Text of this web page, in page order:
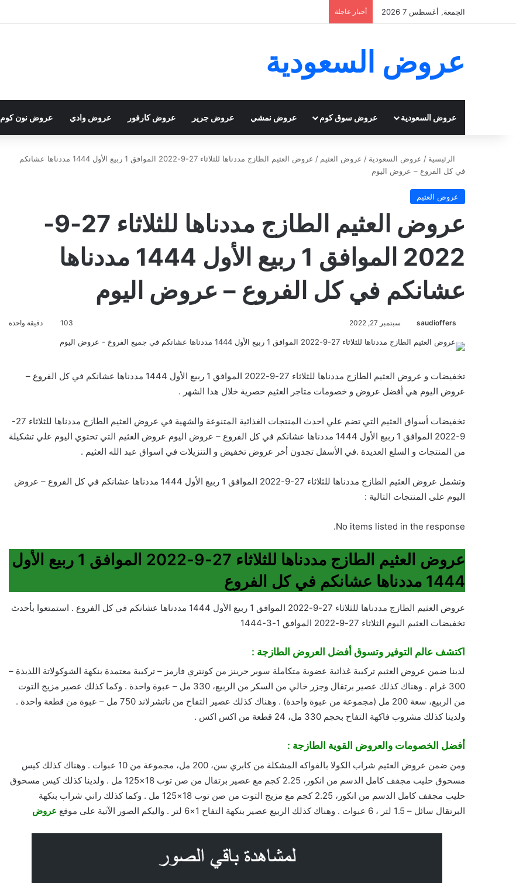
الجمعة, أغسطس 7 2026 أخبار عاجلة
عروض السعودية
عروض السعودية عروض سوق كوم عروض نمشي عروض جرير عروض كارفور عروض وادي عروض نون كوم
الرئيسية / عروض السعودية / عروض العثيم /
عروض العثيم الطازج مددناها للثلاثاء 27-9-2022 الموافق 1 ربيع الأول 1444 مددناها عشانكم
في كل الفروع – عروض اليوم
عروض العثيم
عروض العثيم الطازج مددناها للثلاثاء 27-9-
2022 الموافق 1 ربيع الأول 1444 مددناها
عشانكم في كل الفروع – عروض اليوم
saudioffers سبتمبر 27, 2022 103 دقيقة واحدة
تخفيضات و عروض العثيم الطازج مددناها للثلاثاء 27-9-2022 الموافق 1 ربيع الأول 1444 مددناها عشانكم في كل الفروع –
عروض اليوم هي أفضل عروض و خصومات متاجر العثيم حصرية خلال هدا الشهر .
تخفيضات أسواق العثيم التي تضم علي احدث المنتجات الغذائية المتنوعة والشهية في عروض العثيم الطازج مددناها للثلاثاء 27-
9-2022 الموافق 1 ربيع الأول 1444 مددناها عشانكم في كل الفروع – عروض اليوم عروض العثيم التي تحتوي اليوم علي تشكيلة
من المنتجات و السلع العديدة .في الأسفل تجدون أخر عروض تخفيض و التنزيلات في اسواق عبد الله العثيم .
وتشمل عروض العثيم الطازج مددناها للثلاثاء 27-9-2022 الموافق 1 ربيع الأول 1444 مددناها عشانكم في كل الفروع – عروض
اليوم على المنتجات التالية :
No items listed in the response.
عروض العثيم الطازج مددناها للثلاثاء 27-9-2022 الموافق 1 ربيع الأول
1444 مددناها عشانكم في كل الفروع
عروض العثيم الطازج مددناها للثلاثاء 27-9-2022 الموافق 1 ربيع الأول 1444 مددناها عشانكم في كل الفروع . استمتعوا بأحدث
تخفيضات العثيم اليوم الثلاثاء 27-9-2022 الموافق 1-3-1444
اكتشف عالم التوفير وتسوق أفضل العروض الطازجة :
لدينا ضمن عروض العثيم تركيبة غذائية عضوية متكاملة سوبر جرينز من كونتري فارمز – تركيبة معتمدة بنكهة الشوكولاتة اللذيذة –
300 غرام . وهناك كذلك عصير برتقال وجزر خالي من السكر من الربيع، 330 مل – عبوة واحدة . وكما كذلك عصير مزيج التوت
من الربيع، سعة 200 مل (مجموعة من عبوة واحدة) . وهناك كذلك عصير التفاح من ناتشرلاند 750 مل – عبوة من قطعة واحدة .
ولدينا كذلك مشروب فاكهة التفاح بحجم 330 مل، 24 قطعة من اكس اكس .
أفضل الخصومات والعروض القوية الطازجة :
ومن ضمن عروض العثيم شراب الكولا بالفواكه المشكلة من كابري سن، 200 مل، مجموعة من 10 عبوات . وهناك كذلك كيس
مسحوق حليب مجفف كامل الدسم من انكور، 2.25 كجم مع عصير برتقال من صن توب 18×125 مل . ولدينا كذلك كيس مسحوق
حليب مجفف كامل الدسم من انكور، 2.25 كجم مع مزيج التوت من صن توب 18×125 مل . وكما كذلك راني شراب بنكهة
البرتقال سائل – 1.5 لتر ، 6 عبوات . وهناك كذلك الربيع عصير بنكهة التفاح 1×6 لتر . واليكم الصور الآتية على موقع
عروض